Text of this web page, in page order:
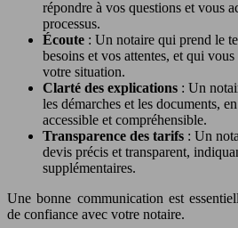
répondre à vos questions et vous
processus.
Écoute : Un notaire qui prend le
besoins et vos attentes, et qui
votre situation.
Clarté des explications : Un
les démarches et les documents,
accessible et compréhensible.
Transparence des tarifs : Un
devis précis et transparent,
supplémentaires.
Une bonne communication est
de confiance avec votre notaire.